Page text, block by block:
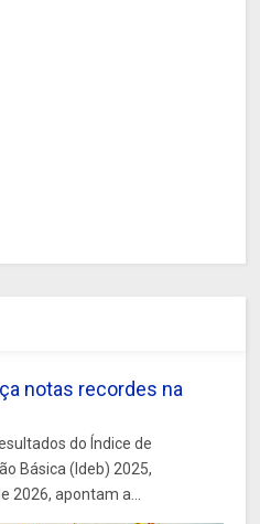
notas recordes na
do Índice de
Básica (Ideb) 2025,
2026, apontam a...